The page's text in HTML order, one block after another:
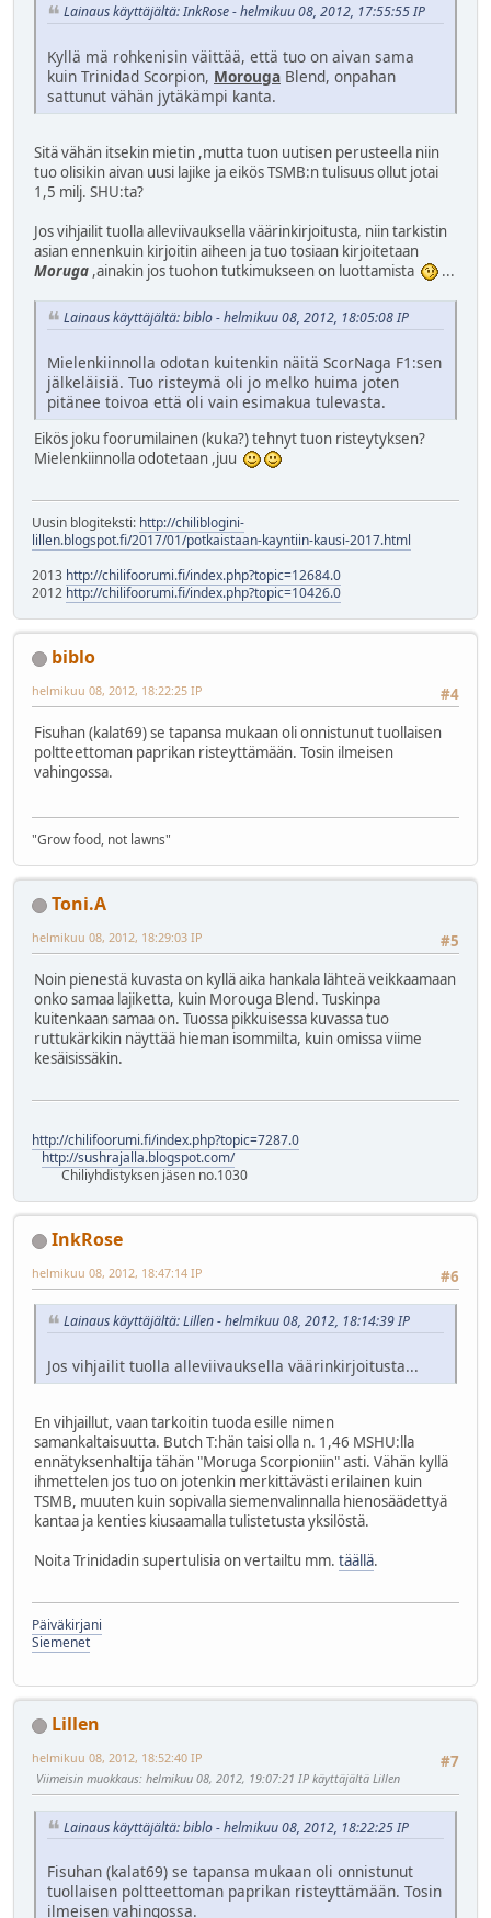
Lainaus käyttäjältä: InkRose - helmikuu 08, 2012, 17:55:55 IP
Kyllä mä rohkenisin väittää, että tuo on aivan sama
kuin Trinidad Scorpion, Morouga Blend, onpahan
sattunut vähän jytäkämpi kanta.
Sitä vähän itsekin mietin ,mutta tuon uutisen perusteella niin
tuo olisikin aivan uusi lajike ja eikös TSMB:n tulisuus ollut jotai
1,5 milj. SHU:ta?
Jos vihjailit tuolla alleviivauksella väärinkirjoitusta, niin tarkistin
asian ennenkuin kirjoitin aiheen ja tuo tosiaan kirjoitetaan
Moruga ,ainakin jos tuohon tutkimukseen on luottamista ...
Lainaus käyttäjältä: biblo - helmikuu 08, 2012, 18:05:08 IP
Mielenkiinnolla odotan kuitenkin näitä ScorNaga F1:sen
jälkeläisiä. Tuo risteymä oli jo melko huima joten
pitänee toivoa että oli vain esimakua tulevasta.
Eikös joku foorumilainen (kuka?) tehnyt tuon risteytyksen?
Mielenkiinnolla odotetaan ,juu
Uusin blogiteksti: http://chiliblogini-
lillen.blogspot.fi/2017/01/potkaistaan-kayntiin-kausi-2017.html
2013 http://chilifoorumi.fi/index.php?topic=12684.0
2012 http://chilifoorumi.fi/index.php?topic=10426.0
biblo
#4
helmikuu 08, 2012, 18:22:25 IP
Fisuhan (kalat69) se tapansa mukaan oli onnistunut tuollaisen
poltteettoman paprikan risteyttämään. Tosin ilmeisen
vahingossa.
"Grow food, not lawns"
Toni.A
#5
helmikuu 08, 2012, 18:29:03 IP
Noin pienestä kuvasta on kyllä aika hankala lähteä veikkaamaan
onko samaa lajiketta, kuin Morouga Blend. Tuskinpa
kuitenkaan samaa on. Tuossa pikkuisessa kuvassa tuo
ruttukärkikin näyttää hieman isommilta, kuin omissa viime
kesäisissäkin.
http://chilifoorumi.fi/index.php?topic=7287.0
http://sushrajalla.blogspot.com/
Chiliyhdistyksen jäsen no.1030
InkRose
#6
helmikuu 08, 2012, 18:47:14 IP
Lainaus käyttäjältä: Lillen - helmikuu 08, 2012, 18:14:39 IP
Jos vihjailit tuolla alleviivauksella väärinkirjoitusta...
En vihjaillut, vaan tarkoitin tuoda esille nimen
samankaltaisuutta. Butch T:hän taisi olla n. 1,46 MSHU:lla
ennätyksenhaltija tähän "Moruga Scorpioniin" asti. Vähän kyllä
ihmettelen jos tuo on jotenkin merkittävästi erilainen kuin
TSMB, muuten kuin sopivalla siemenvalinnalla hienosäädettyä
kantaa ja kenties kiusaamalla tulistetusta yksilöstä.
Noita Trinidadin supertulisia on vertailtu mm. täällä.
Päiväkirjani
Siemenet
Lillen
#7
helmikuu 08, 2012, 18:52:40 IP
Viimeisin muokkaus: helmikuu 08, 2012, 19:07:21 IP käyttäjältä Lillen
Lainaus käyttäjältä: biblo - helmikuu 08, 2012, 18:22:25 IP
Fisuhan (kalat69) se tapansa mukaan oli onnistunut
tuollaisen poltteettoman paprikan risteyttämään. Tosin
ilmeisen vahingossa.